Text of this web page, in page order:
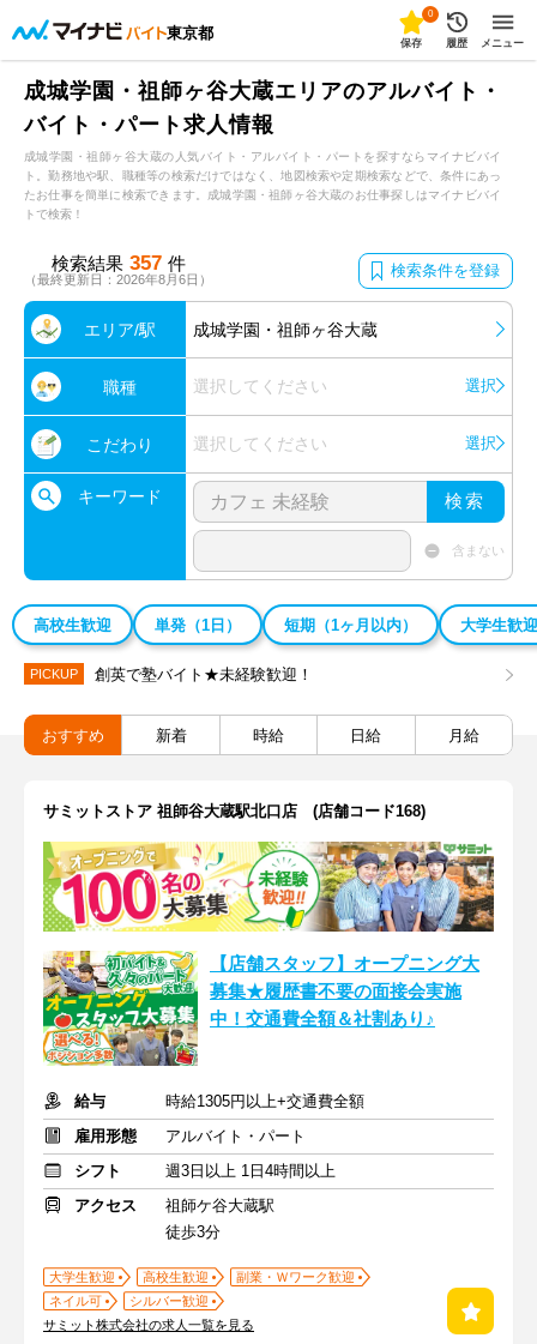
東京都
0
保存 履歴 メニュー
成城学園・祖師ヶ谷大蔵エリアのアルバイト・
バイト・パート求人情報
成城学園・祖師ヶ谷大蔵の人気バイト・アルバイト・パートを探すならマイナビバイ
ト。勤務地や駅、職種等の検索だけではなく、地図検索や定期検索などで、条件にあっ
たお仕事を簡単に検索できます。成城学園・祖師ヶ谷大蔵のお仕事探しはマイナビバイ
トで検索！
検索結果 357 件
（最終更新日：2026年8月6日） 検索条件を登録
エリア/駅 成城学園・祖師ヶ谷大蔵
職種 選択してください 選択
こだわり 選択してください 選択
キーワード 検索
含まない
高校生歓迎 単発（1日） 短期（1ヶ月以内） 大学生歓迎
PICKUP 創英で塾バイト★未経験歓迎！
おすすめ 新着 時給 日給 月給
サミットストア 祖師谷大蔵駅北口店 (店舗コード168)
【店舗スタッフ】オープニング大
募集★履歴書不要の面接会実施
中！交通費全額＆社割あり♪
給与
時給1305円以上+交通費全額
雇用形態
アルバイト・パート
シフト
週3日以上 1日4時間以上
アクセス
祖師ケ谷大蔵駅
徒歩3分
大学生歓迎 高校生歓迎
副業・Ｗワーク歓迎
ネイル可
シルバー歓迎
サミット株式会社の求人一覧を見る